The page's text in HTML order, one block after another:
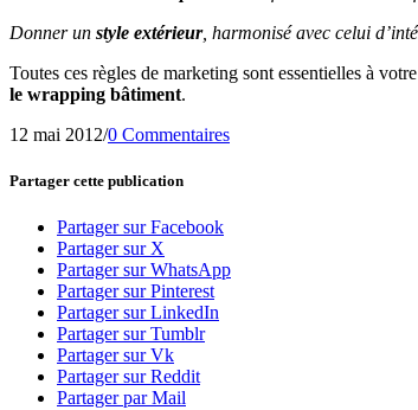
Donner un style extérieur, harmonisé avec celui
Toutes ces règles de marketing sont essentielles à
le wrapping bâtiment.
12 mai 2012/0 Commentaires
Partager cette publication
Partager sur Facebook
Partager sur X
Partager sur WhatsApp
Partager sur Pinterest
Partager sur LinkedIn
Partager sur Tumblr
Partager sur Vk
Partager sur Reddit
Partager par Mail